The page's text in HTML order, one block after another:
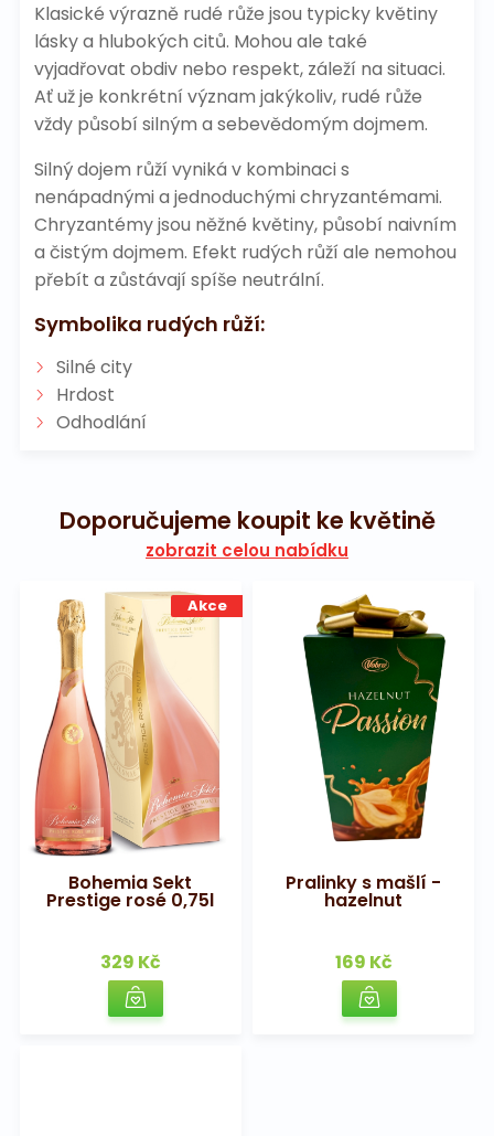
Klasické výrazně rudé růže jsou typicky květiny
lásky a hlubokých citů. Mohou ale také
vyjadřovat obdiv nebo respekt, záleží na situaci.
Ať už je konkrétní význam jakýkoliv, rudé růže
vždy působí silným a sebevědomým dojmem.
Silný dojem růží vyniká v kombinaci s
nenápadnými a jednoduchými chryzantémami.
Chryzantémy jsou něžné květiny, působí naivním
a čistým dojmem. Efekt rudých růží ale nemohou
přebít a zůstávají spíše neutrální.
Symbolika rudých růží:
Silné city
Hrdost
Odhodlání
Doporučujeme koupit ke květině
zobrazit celou nabídku
Akce
Bohemia Sekt
Prestige rosé 0,75l
329 Kč
Pralinky s mašlí -
hazelnut
169 Kč